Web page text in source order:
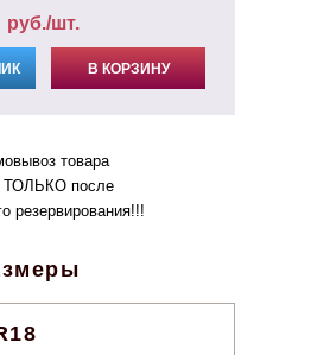
руб./шт.
В КОРЗИНУ
товара
ТОЛЬКО после
резервирования!!!